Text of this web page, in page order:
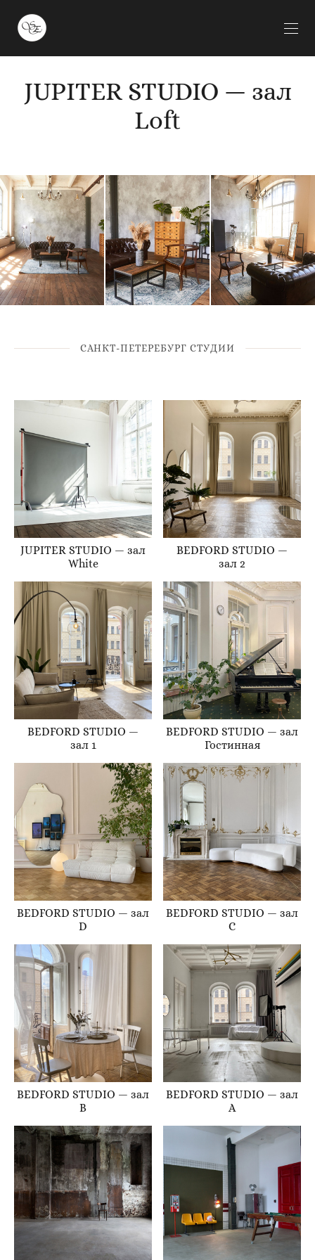
JUPITER STUDIO — зал
Loft
САНКТ-ПЕТЕРЕБУРГ СТУДИИ
JUPITER STUDIO — зал
White
BEDFORD STUDIO —
зал 2
BEDFORD STUDIO —
зал 1
BEDFORD STUDIO — зал
Гостинная
BEDFORD STUDIO — зал
D
BEDFORD STUDIO — зал
C
BEDFORD STUDIO — зал
B
BEDFORD STUDIO — зал
А